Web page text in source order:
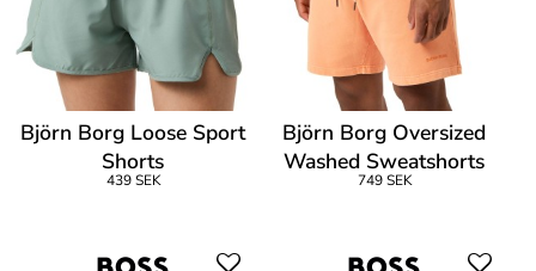
Björn Borg Loose Sport
Shorts
439 SEK
Björn Borg Oversized
Washed Sweatshorts
749 SEK